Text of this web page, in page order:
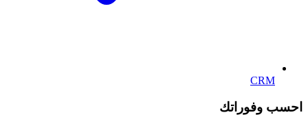
CRM
احسب وفوراتك